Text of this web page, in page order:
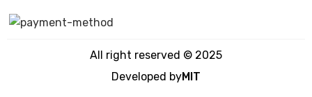
All right reserved © 2025
Developed byMIT